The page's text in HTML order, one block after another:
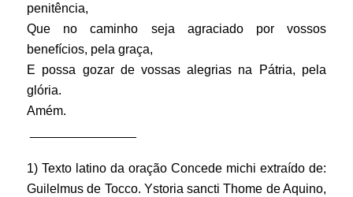
penitência,
Que no caminho seja agraciado por vossos
benefícios, pela graça,
E possa gozar de vossas alegrias na Pátria, pela
glória.
Amém.
1) Texto latino da oração Concede michi extraído de:
Guilelmus de Tocco. Ystoria sancti Thome de Aquino,